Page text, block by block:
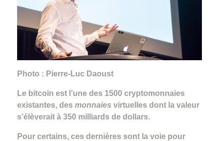
Photo : Pierre-Luc Daoust
Le bitcoin est l’une des 1500 cryptomonnaies
existantes, des monnaies virtuelles dont la valeur
s’élèverait à 350 milliards de dollars.
Pour certains, ces dernières sont la voie pour